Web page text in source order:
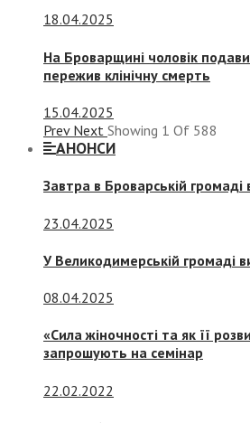
18.04.2025
На Броварщині чоловік
пережив клінічну смерть
15.04.2025
Prev Next Showing 1 Of 588
АНОНСИ
Завтра в Броварській громаді
23.04.2025
У Великодимерській громаді
08.04.2025
«Сила жіночності та як її
запрошують на семінар
22.02.2022